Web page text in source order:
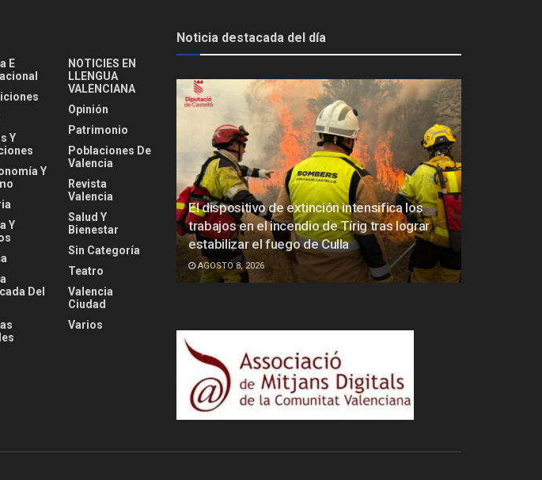
E
Y
Y
Y
Del
NOTICIES EN
LLENGUA
VALENCIANA
Opinión
Patrimonio
Poblaciones De
Valencia
Revista
Valencia
Salud Y
Bienestar
Sin Categoría
Teatro
Valencia
Ciudad
Varios
Noticia destacada del día
El dispositivo de extinción intensifica los
trabajos en el incendio de Tírig tras lograr
estabilizar el fuego de Culla
AGOSTO 8, 2026